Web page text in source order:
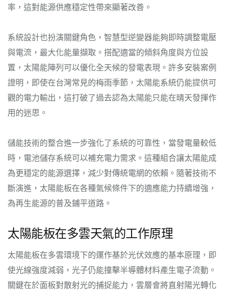
率，這對能源供應穩定性帶來顯著改善。
系統設計也扮演關鍵角色，智慧型逆變器能夠即時調整電壓
與電流，最大化能量擷取。搭配適當的傾斜角度與方位設
置，太陽能陣列可以優化全天候的發電表現。許多安裝案例
證明，即使在台灣常見的梅雨季節，太陽能系統仍能提供可
觀的電力輸出，這打破了過去認為太陽能只能在晴天發揮作
用的迷思。
儲能技術的整合進一步強化了系統的可靠性，當發電量較低
時，電池儲存系統可以補充電力需求。這種組合讓太陽能成
為更穩定的能源選擇，減少對傳統電網的依賴。隨著技術不
斷演進，太陽能板在各種氣候條件下的適應能力持續增強，
為再生能源的普及鋪平道路。
太陽能板在多雲天氣的工作原理
太陽能板在多雲環境下的運作基於光伏效應的基本原理，即
使光線強度減弱，光子仍能撞擊半導體材料產生電子流動。
關鍵在於面板對散射光的捕捉能力，雲層會將直射陽光轉化